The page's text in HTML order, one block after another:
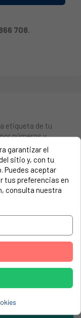
708
etiqueta de tu
números y
garantizar el
sitio y, con tu
Puedes aceptar
tus preferencias en
consulta nuestra